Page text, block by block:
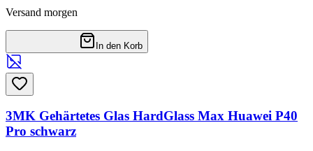
Versand morgen
In den Korb
3MK Gehärtetes Glas HardGlass Max Huawei P40
Pro schwarz